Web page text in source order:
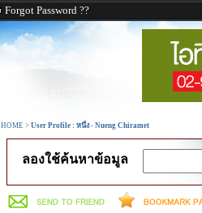
Forgot Password ??
HOME > User Profile : หนึ่ง - Nueng Chiramet
ลองใช้ค้นหาข้อมูล